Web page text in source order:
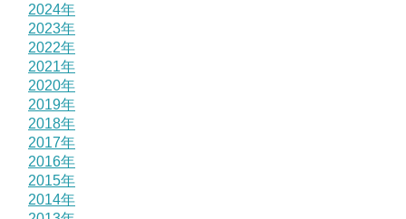
2024年
2023年
2022年
2021年
2020年
2019年
2018年
2017年
2016年
2015年
2014年